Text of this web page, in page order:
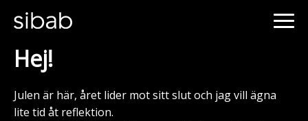
Hej!
Julen är här, året lider mot sitt slut och jag vill ägna
lite tid åt reflektion.